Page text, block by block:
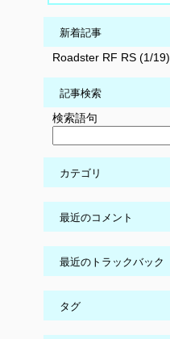
新着記事
Roadster RF RS (1/19)
記事検索
検索語句
カテゴリ
最近のコメント
最近のトラックバック
タグ